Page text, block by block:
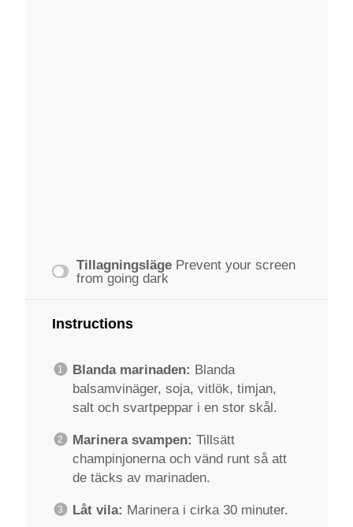
Tillagningsläge Prevent your screen
from going dark
Instructions
Blanda marinaden: Blanda
balsamvinäger, soja, vitlök, timjan,
salt och svartpeppar i en stor skål.
Marinera svampen: Tillsätt
champinjonerna och vänd runt så att
de täcks av marinaden.
Låt vila: Marinera i cirka 30 minuter.